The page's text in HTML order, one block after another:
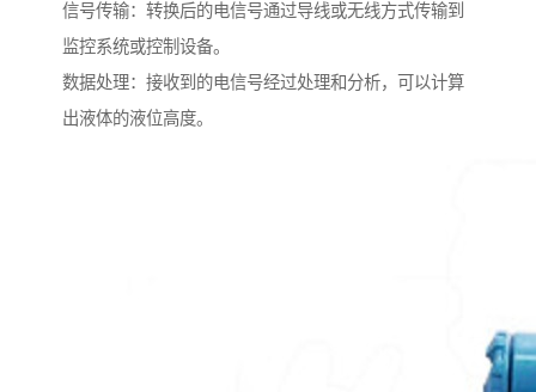
信号传输：转换后的电信号通过导线或无线方式传输到
监控系统或控制设备。
数据处理：接收到的电信号经过处理和分析，可以计算
出液体的液位高度。